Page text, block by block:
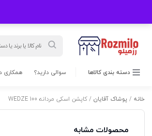
search
دسته بندی کالاها سوالی دارید؟ همکاری
خانه / پوشاک آقایان / کاپشن اسکی مردانه 100 WEDZE
محصولات مشابه